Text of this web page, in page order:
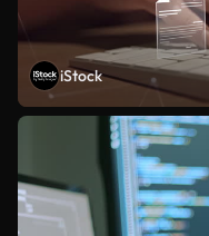
iStock